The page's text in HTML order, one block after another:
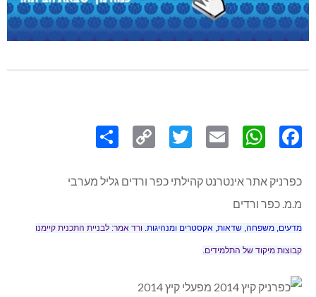
Link
כפרניק אתר אינטרנט קהילתי כפר ורדים גליל מערבי
מ.מ. כפר ורדים
מדעים, משפחה, שדאות, אקסטרים ומנהיגות. ורד אמר: לבניית התכנית קיימנו
קבוצות מיקוד של התלמידים.